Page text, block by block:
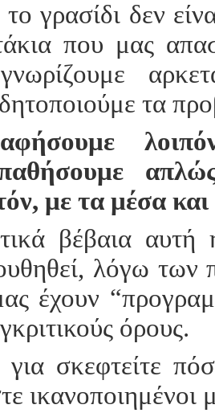
γρασίδι δεν
που μας
τα
με τα μέσα και
βέβαια
λόγω των
έχουν
όρους.
σκεφτείτε
ικανοποιημένοι